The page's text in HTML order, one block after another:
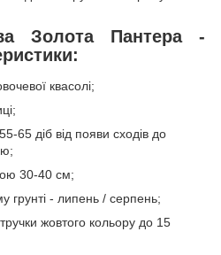
Золота Пантера -
квасолі;
65 діб від появи сходів до
30-40 см;
грунті - липень / серпень;
жовтого кольору до 15